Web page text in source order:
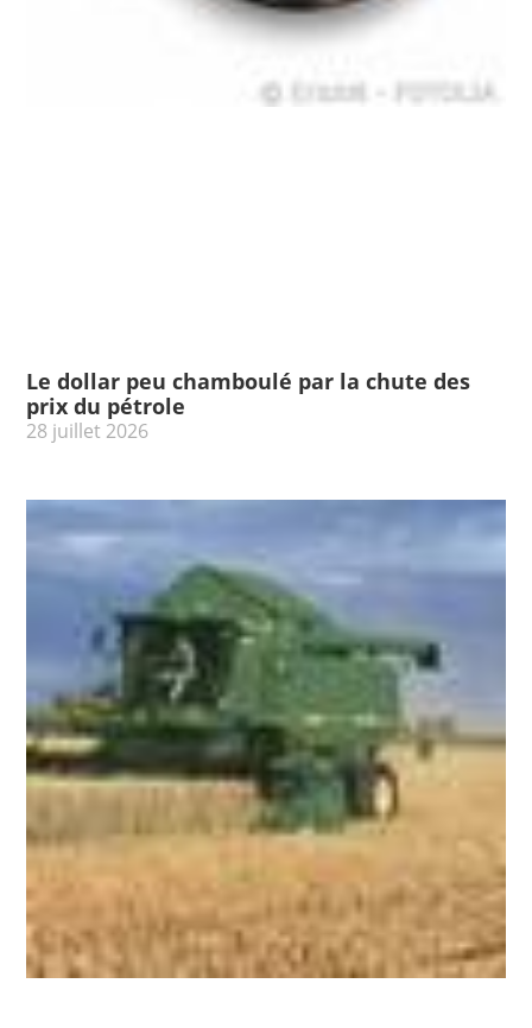
Le dollar peu chamboulé par la chute des
prix du pétrole
28 juillet 2026